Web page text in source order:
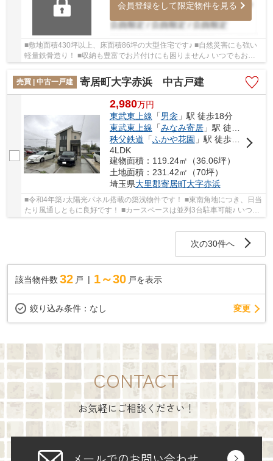
会員登録をして限定物件を見る
■敷地面積430坪以上、床面積86坪の大型住宅です♪ ■自然災害にも強い
軽量鉄骨造り！ ■収納も豊富でお片付けにも困りません♪ いつでもお気
売買 | 中古一戸建
寄居町大字赤浜 中古戸建
2,980万円
東武東上線 「男衾」駅 徒歩18分
東武東上線 「みなみ寄居」駅 徒歩37分
秩父鉄道 「ふかや花園 」駅 徒歩43分
4LDK
建物面積：119.24㎡（36.06坪）
土地面積：231.42㎡（70坪）
埼玉県大里郡寄居町大字赤浜
■令和4年築♪太陽光パネル搭載の築浅物件です！ ■東南角地につき、日当
たり風通しともに良好です！ ■カースペースは並列3台駐車可能♪ いつで
次の30件へ
該当物件数 32 戸 1～30 戸を表示
絞り込み条件： なし 変更
CONTACT
お気軽にご相談ください！